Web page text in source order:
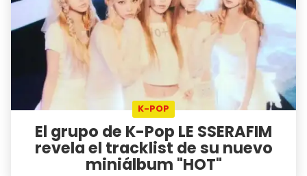
K-POP
El grupo de K-Pop LE SSERAFIM
revela el tracklist de su nuevo
miniálbum "HOT"